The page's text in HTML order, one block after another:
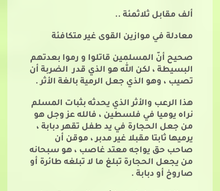
ألف مقابل ثلاثمئة ..
معادلة في موازين القوى غير متكافئة
صحيح أنّ المسلمين قاتلوا و رموا بعدتهم
البسيطة ، لكن الله هو الذي قدر الضربة أن
تصيب ، وهو الذي جعل الرمية بالغة الأثر .
هذا الرعب والأثر الذي يحدثه بثبات المسلم
نراه يوميا في فلسطين ، فالله عز وجل هو
من جعل الحجارة في يد طفل تقهر دبابة ،
يرميها ثابتا مقبلا غير مدبر ، موقن أن
صاحب حق يواجه معتد غاصب ، هو سبحانه
من يجعل الحجارة تبلغ ما لا تبلغه طائرة أو
صاروخ أو دبابة .